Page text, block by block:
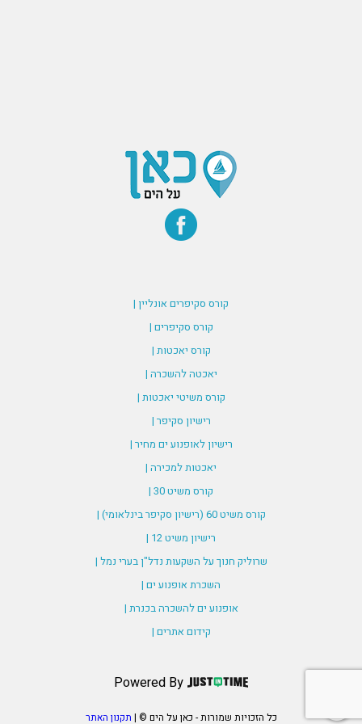
קורס סקיפרים אונליין |
קורס סקיפרים |
קורס יאכטות |
יאכטה להשכרה |
קורס משיטי יאכטות |
רישיון סקיפר |
רישיון לאופנוע ים מחיר |
יאכטות למכירה |
קורס משיט 30 |
קורס משיט 60 (רישיון סקיפר בינלאומי) |
רישיון משיט 12 |
שרוליק חנוך על השקעות נדל"ן בערי נמל |
השכרת אופנוע ים |
אופנוע ים להשכרה בכנרת |
קידום אתרים |
Powered By
כל הזכויות שמורות - כאן על הים © | תקנון האתר